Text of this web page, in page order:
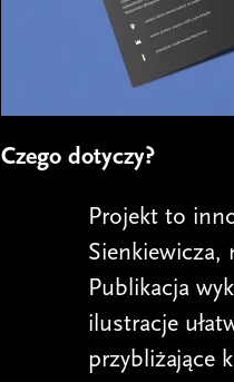
Czego dotyczy?
Projekt to
Sienkiewicza,
Publikacja
ilustracje
przybliżające